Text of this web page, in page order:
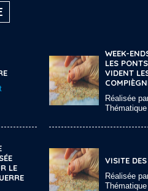
WEEK-
LES
VIDENT
Réalisée
LE
VISITE
Réalisée